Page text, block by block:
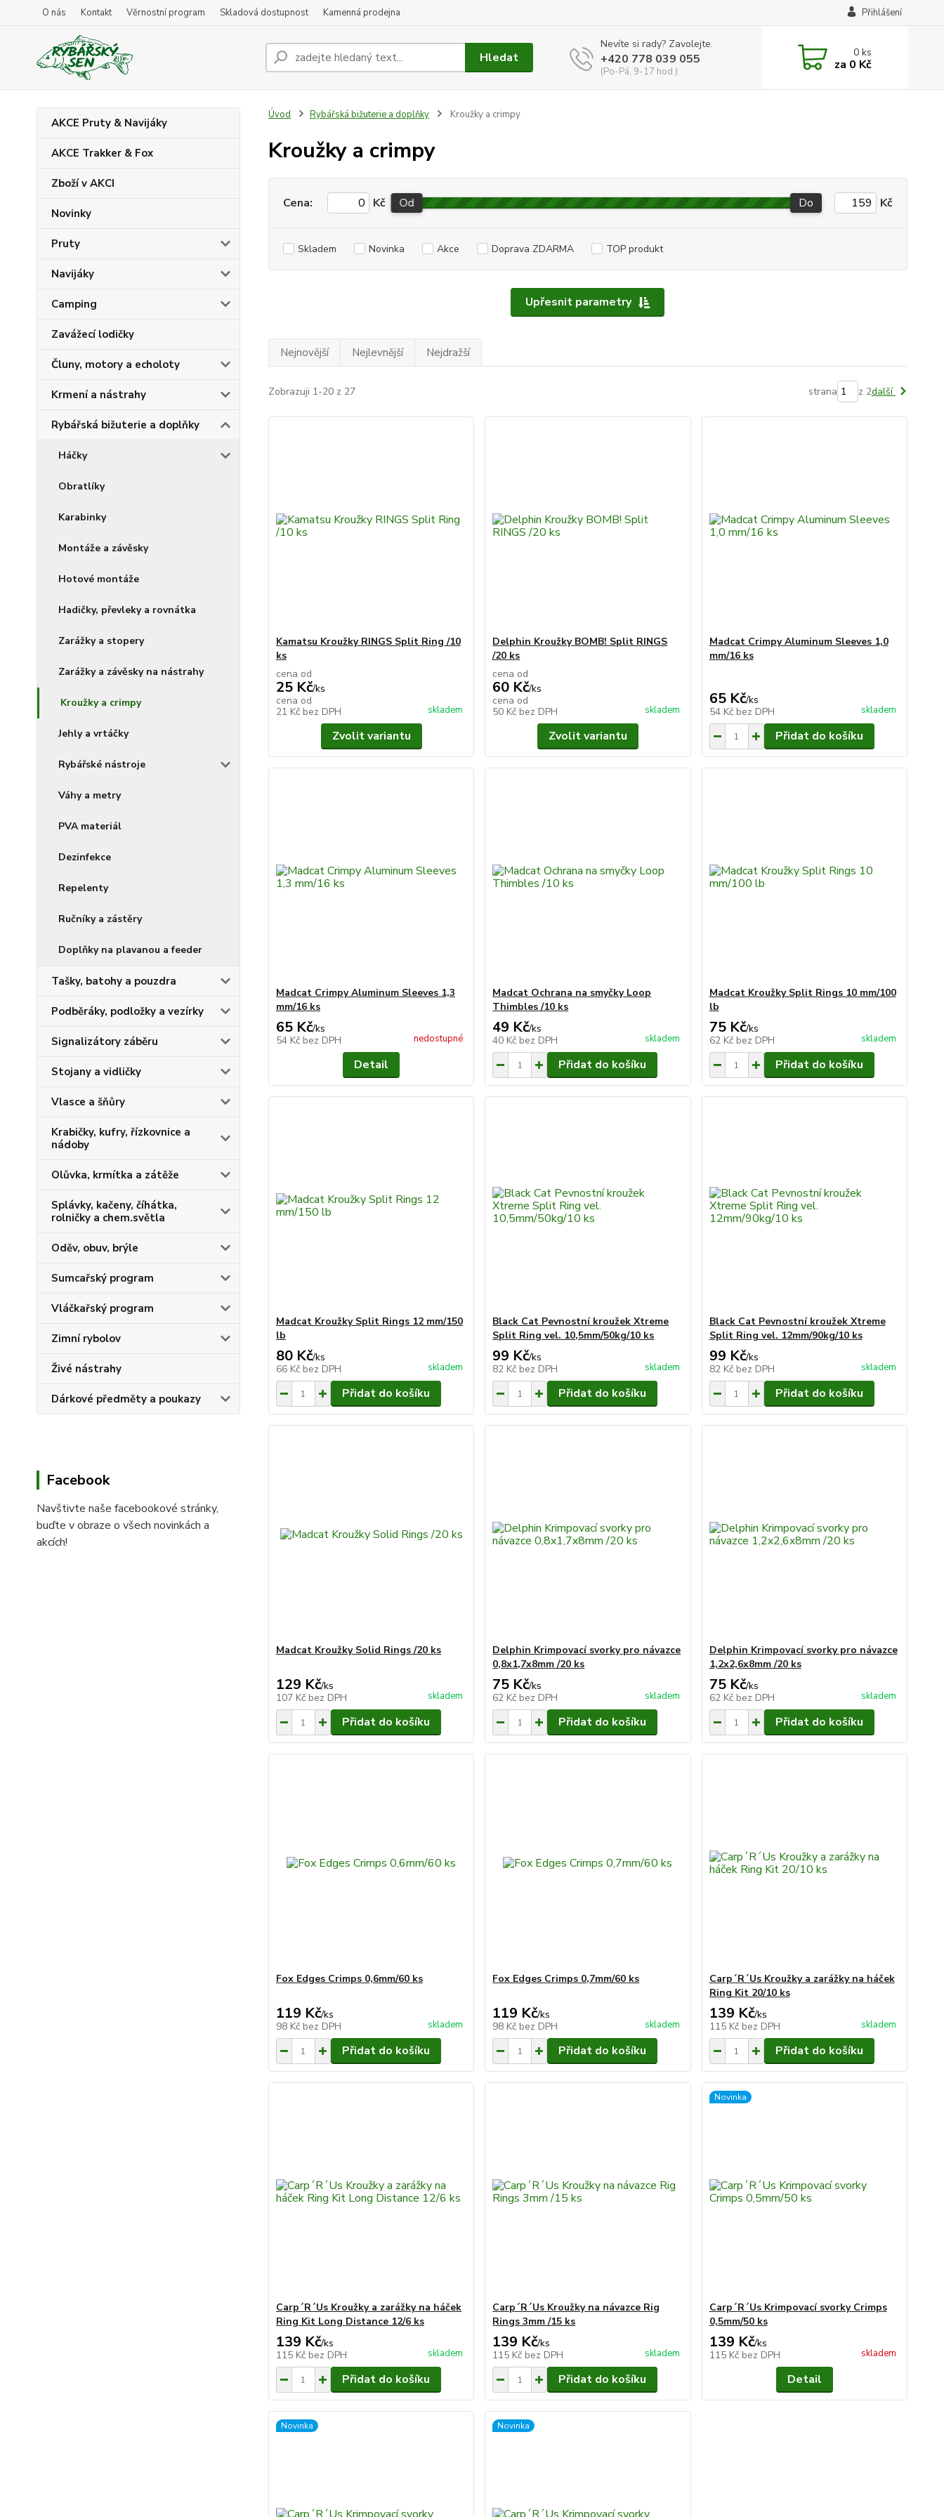
O nás Kontakt Věrnostní program Skladová dostupnost Kamenná prodejna Přihlášení
Hledat
Nevíte si rady? Zavolejte.
+420 778 039 055
(Po-Pá, 9-17 hod.)
0ks
za 0 Kč
AKCE Pruty & Navijáky
AKCE Trakker & Fox
Zboží v AKCI
Novinky
Pruty
Navijáky
Camping
Zavážecí lodičky
Čluny, motory a echoloty
Krmení a nástrahy
Rybářská bižuterie a doplňky
Háčky
Obratlíky
Karabinky
Montáže a závěsky
Hotové montáže
Hadičky, převleky a rovnátka
Zarážky a stopery
Zarážky a závěsky na nástrahy
Kroužky a crimpy
Jehly a vrtáčky
Rybářské nástroje
Váhy a metry
PVA materiál
Dezinfekce
Repelenty
Ručníky a zástěry
Doplňky na plavanou a feeder
Tašky, batohy a pouzdra
Podběráky, podložky a vezírky
Signalizátory záběru
Stojany a vidličky
Vlasce a šňůry
Krabičky, kufry, řízkovnice a
nádoby
Olůvka, krmítka a zátěže
Splávky, kačeny, číhátka,
rolničky a chem.světla
Oděv, obuv, brýle
Sumcařský program
Vláčkařský program
Zimní rybolov
Živé nástrahy
Dárkové předměty a poukazy
Facebook
Navštivte naše facebookové stránky,
buďte v obraze o všech novinkách a
akcích!
Úvod Rybářská bižuterie a doplňky Kroužky a crimpy
Kroužky a crimpy
Upřesnit parametry
Cena: Kč Od Do Kč
Skladem Novinka Akce Doprava ZDARMA TOP produkt
Nejnovější Nejlevnější Nejdražší
Zobrazuji 1-20 z 27 strana z 2další
Kamatsu Kroužky RINGS Split Ring /10
ks
cena od
25 Kč/ks
cena od
21 Kč bez DPH skladem
Zvolit variantu
Delphin Kroužky BOMB! Split RINGS
/20 ks
cena od
60 Kč/ks
cena od
50 Kč bez DPH skladem
Zvolit variantu
Madcat Crimpy Aluminum Sleeves 1,0
mm/16 ks
65 Kč/ks
54 Kč bez DPH skladem
Přidat do košíku
Madcat Crimpy Aluminum Sleeves 1,3
mm/16 ks
65 Kč/ks
54 Kč bez DPH nedostupné
Detail
Madcat Ochrana na smyčky Loop
Thimbles /10 ks
49 Kč/ks
40 Kč bez DPH skladem
Přidat do košíku
Madcat Kroužky Split Rings 10 mm/100
lb
75 Kč/ks
62 Kč bez DPH skladem
Přidat do košíku
Madcat Kroužky Split Rings 12 mm/150
lb
80 Kč/ks
66 Kč bez DPH skladem
Přidat do košíku
Black Cat Pevnostní kroužek Xtreme
Split Ring vel. 10,5mm/50kg/10 ks
99 Kč/ks
82 Kč bez DPH skladem
Přidat do košíku
Black Cat Pevnostní kroužek Xtreme
Split Ring vel. 12mm/90kg/10 ks
99 Kč/ks
82 Kč bez DPH skladem
Přidat do košíku
Madcat Kroužky Solid Rings /20 ks
129 Kč/ks
107 Kč bez DPH skladem
Přidat do košíku
Delphin Krimpovací svorky pro návazce
0,8x1,7x8mm /20 ks
75 Kč/ks
62 Kč bez DPH skladem
Přidat do košíku
Delphin Krimpovací svorky pro návazce
1,2x2,6x8mm /20 ks
75 Kč/ks
62 Kč bez DPH skladem
Přidat do košíku
Fox Edges Crimps 0,6mm/60 ks
119 Kč/ks
98 Kč bez DPH skladem
Přidat do košíku
Fox Edges Crimps 0,7mm/60 ks
119 Kč/ks
98 Kč bez DPH skladem
Přidat do košíku
Carp´R´Us Kroužky a zarážky na háček
Ring Kit 20/10 ks
139 Kč/ks
115 Kč bez DPH skladem
Přidat do košíku
Carp´R´Us Kroužky a zarážky na háček
Ring Kit Long Distance 12/6 ks
139 Kč/ks
115 Kč bez DPH skladem
Přidat do košíku
Carp´R´Us Kroužky na návazce Rig
Rings 3mm /15 ks
139 Kč/ks
115 Kč bez DPH skladem
Přidat do košíku
Novinka
Carp´R´Us Krimpovací svorky Crimps
0,5mm/50 ks
139 Kč/ks
115 Kč bez DPH skladem
Detail
Novinka Novinka